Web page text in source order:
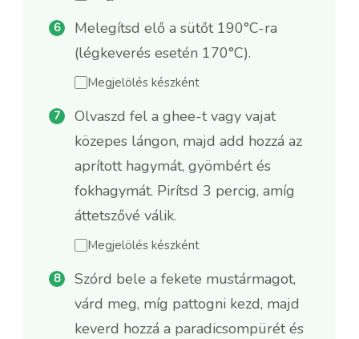
Melegítsd elő a sütőt 190°C-ra
(légkeverés esetén 170°C).
Megjelölés készként
Olvaszd fel a ghee-t vagy vajat
közepes lángon, majd add hozzá az
aprított hagymát, gyömbért és
fokhagymát. Pirítsd 3 percig, amíg
áttetszővé válik.
Megjelölés készként
Szórd bele a fekete mustármagot,
várd meg, míg pattogni kezd, majd
keverd hozzá a paradicsompürét és